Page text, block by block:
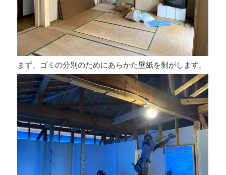
まず、ゴミの分別のためにあらかた壁紙を剝がします。